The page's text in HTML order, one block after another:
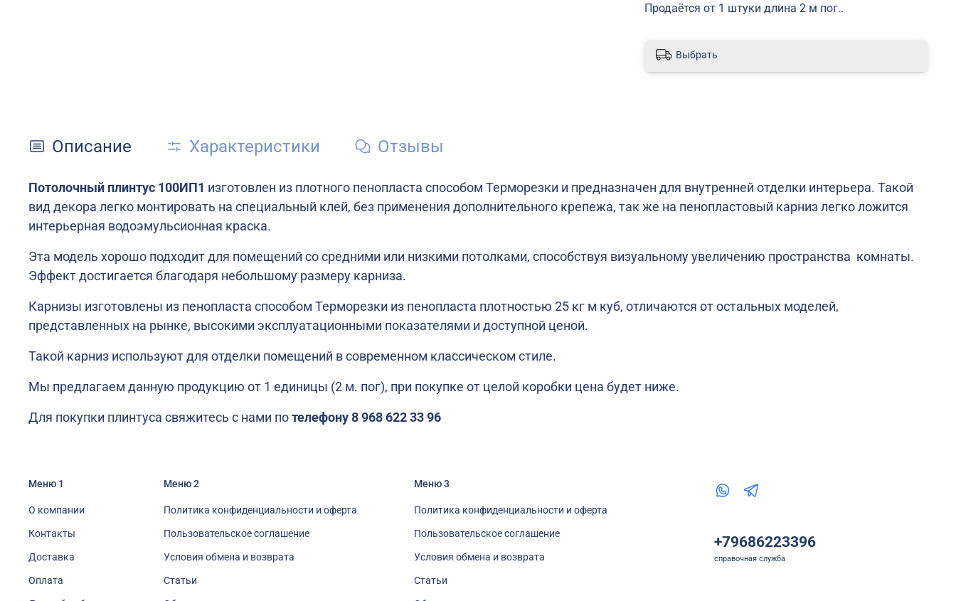
Продаётся от 1 штуки длина 2 м пог..
Выбрать
Описание Характеристики Отзывы
Потолочный плинтус 100ИП1 изготовлен из плотного пенопласта способом Терморезки и предназначен для внутренней отделки интерьера. Такой
вид декора легко монтировать на специальный клей, без применения дополнительного крепежа, так же на пенопластовый карниз легко ложится
интерьерная водоэмульсионная краска.
Эта модель хорошо подходит для помещений со средними или низкими потолками, способствуя визуальному увеличению пространства комнаты.
Эффект достигается благодаря небольшому размеру карниза.
Карнизы изготовлены из пенопласта способом Терморезки из пенопласта плотностью 25 кг м куб, отличаются от остальных моделей,
представленных на рынке, высокими эксплуатационными показателями и доступной ценой.
Такой карниз используют для отделки помещений в современном классическом стиле.
Мы предлагаем данную продукцию от 1 единицы (2 м. пог), при покупке от целой коробки цена будет ниже.
Для покупки плинтуса свяжитесь с нами потелефону 8 968 622 33 96
Меню 1
О компании
Контакты
Доставка
Оплата
Меню 2
Политика конфиденциальности и оферта
Пользовательское соглашение
Условия обмена и возврата
Статьи
Меню 3
Политика конфиденциальности и оферта
Пользовательское соглашение
Условия обмена и возврата
Статьи
+79686223396
справочная служба